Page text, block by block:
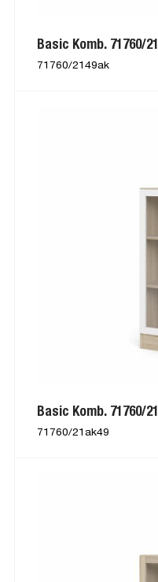
Basic Komb. 71760/21
71760/2149ak
Basic Komb. 71760/21
71760/21ak49